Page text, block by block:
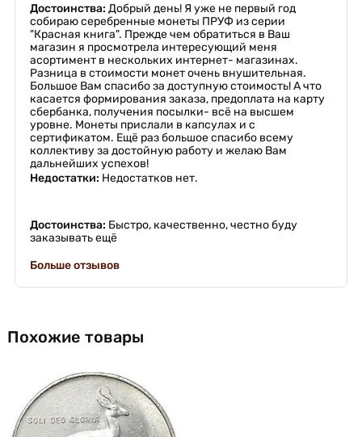
Достоинства: Добрый день! Я уже не первый год
собираю серебренные монеты ПРУФ из серии
"Красная книга". Прежде чем обратиться в Ваш
магазин я просмотрела интересующий меня
асортимент в нескольких интернет- магазинах.
Разница в стоимости монет очень внушительная.
Большое Вам спасибо за доступную стоимость! А что
касается формирования заказа, предоплата на карту
сбербанка, получения посылки- всё на высшем
уровне. Монеты прислали в капсулах и с
сертификатом. Ещё раз большое спасибо всему
коллективу за достойную работу и желаю Вам
дальнейших успехов!
Недостатки: Недостатков нет.
Достоинства: Быстро, качественно, честно буду
заказывать ещё
Больше отзывов
Похожие товары